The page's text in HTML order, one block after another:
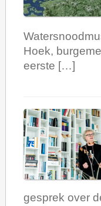
Hoek,
eerste […]
gesprek over